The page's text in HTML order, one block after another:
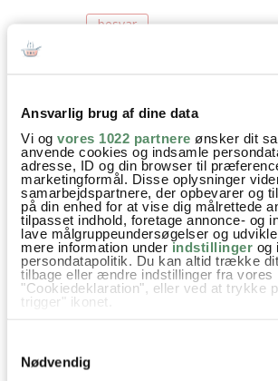
Ansvarlig brug af dine data
Vi og vores 1022 partnere ønsker dit
anvende cookies og indsamle
adresse, ID og din browser til
marketingformål. Disse oplysninger
samarbejdspartnere, der opbevarer og
på din enhed for at vise dig målrettede
tilpasset indhold, foretage annonce- og
lave målgruppeundersøgelser og
mere information underindstillinger og
persondatapolitik. Du kan altid trække
tilbage eller ændre indstillinger fra vores
"Cookiedeklaration", eller ved at trykke
trigger" ikonet.
Indsamle præcise oplysninger
der kan være nøjagtig inden for få
Identificere din enhed baseret
Nødvendig
besvar
hej Ann-Christine
Tak for svar, det er dejligt at
køkkenafd. i ikea Aalborg og
feedback om hvordan vores
sig på sigt.
Der kom nye stålvaske i
2016, så det var da ærgeligt,
passede med det tidspunkt
Helle